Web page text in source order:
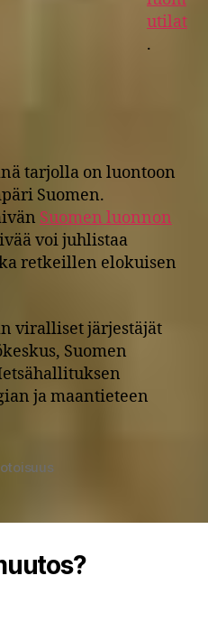
utilat
.
tarjolla on luontoon
Suomen.
Suomen luonnon
voi juhlistaa
retkeillen elokuisen
viralliset järjestäjät
Suomen
ja maantieteen